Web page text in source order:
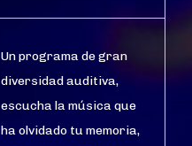
Un programa de gran
diversidad auditiva,
escucha la música que
ha olvidado tu memoria,